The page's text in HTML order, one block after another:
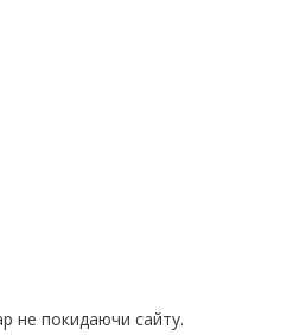
не покидаючи сайту.